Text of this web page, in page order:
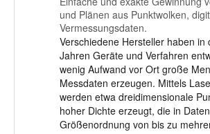
und Plänen aus Punktwolken,
Vermessungsdaten.
Verschiedene Hersteller haben in
Jahren Geräte und Verfahren
wenig Aufwand vor Ort große
Messdaten erzeugen. Mittels
werden etwa dreidimensionale
hoher Dichte erzeugt, die in
Größenordnung von bis zu